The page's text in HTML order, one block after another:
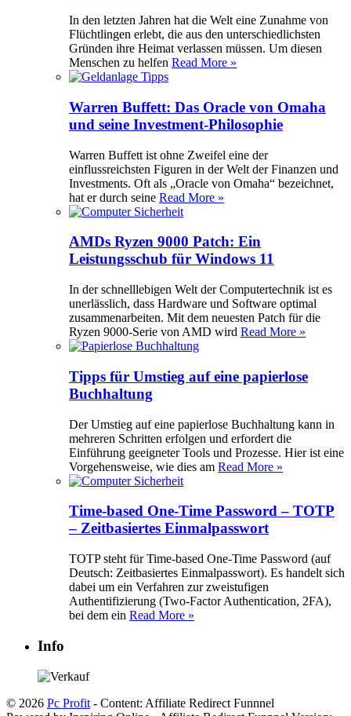
In den letzten Jahren hat die Welt eine Zunahme von
Flüchtlingen erlebt, die aus den unterschiedlichsten
Gründen ihre Heimat verlassen müssen. Um diesen
Menschen zu helfen Read More »
Warren Buffett: Das Oracle von Omaha
und seine Investment-Philosophie
Warren Buffett ist ohne Zweifel eine der
einflussreichsten Figuren in der Welt der Finanzen und
Investments. Oft als „Oracle von Omaha“ bezeichnet,
hat er durch seine Read More »
AMDs Ryzen 9000 Patch: Ein
Leistungsschub für Windows 11
In der schnelllebigen Welt der Computertechnik ist es
unerlässlich, dass Hardware und Software optimal
zusammenarbeiten. Mit dem neuesten Patch für die
Ryzen 9000-Serie von AMD wird Read More »
Tipps für Umstieg auf eine papierlose
Buchhaltung
Der Umstieg auf eine papierlose Buchhaltung kann in
mehreren Schritten erfolgen und erfordert die
Einführung geeigneter Tools und Prozesse. Hier ist eine
Vorgehensweise, wie dies am Read More »
Time-based One-Time Password – TOTP
– Zeitbasiertes Einmalpasswort
TOTP steht für Time-based One-Time Password (auf
Deutsch: Zeitbasiertes Einmalpasswort). Es handelt sich
dabei um ein Verfahren zur zweistufigen
Authentifizierung (Two-Factor Authentication, 2FA),
bei dem ein Read More »
Info
© 2026 Pc Profit - Content: Affiliate Redirect Funnnel